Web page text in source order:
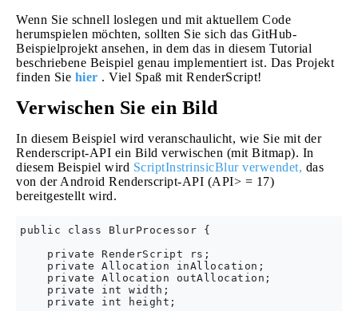
Wenn Sie schnell loslegen und mit aktuellem Code
herumspielen möchten, sollten Sie sich das GitHub-
Beispielprojekt ansehen, in dem das in diesem Tutorial
beschriebene Beispiel genau implementiert ist. Das Projekt
finden Sie hier . Viel Spaß mit RenderScript!
Verwischen Sie ein Bild
In diesem Beispiel wird veranschaulicht, wie Sie mit der
Renderscript-API ein Bild verwischen (mit Bitmap). In
diesem Beispiel wird ScriptInstrinsicBlur verwendet, das
von der Android Renderscript-API (API> = 17)
bereitgestellt wird.
public class BlurProcessor {
    private RenderScript rs;
    private Allocation inAllocation;
    private Allocation outAllocation;
    private int width;
    private int height;